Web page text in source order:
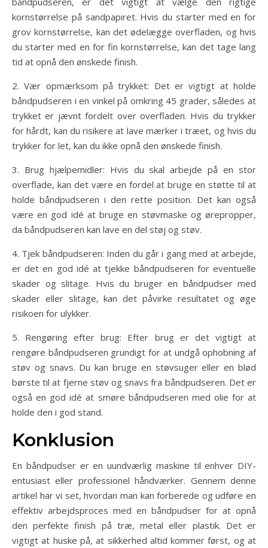
kornstørrelse på sandpapiret. Hvis du starter med en for
grov kornstørrelse, kan det ødelægge overfladen, og hvis
du starter med en for fin kornstørrelse, kan det tage lang
tid at opnå den ønskede finish.
2. Vær opmærksom på trykket: Det er vigtigt at holde
båndpudseren i en vinkel på omkring 45 grader, således at
trykket er jævnt fordelt over overfladen. Hvis du trykker
for hårdt, kan du risikere at lave mærker i træet, og hvis du
trykker for let, kan du ikke opnå den ønskede finish.
3. Brug hjælpemidler: Hvis du skal arbejde på en stor
overflade, kan det være en fordel at bruge en støtte til at
holde båndpudseren i den rette position. Det kan også
være en god idé at bruge en støvmaske og ørepropper,
da båndpudseren kan lave en del støj og støv.
4. Tjek båndpudseren: Inden du går i gang med at arbejde,
er det en god idé at tjekke båndpudseren for eventuelle
skader og slitage. Hvis du bruger en båndpudser med
skader eller slitage, kan det påvirke resultatet og øge
risikoen for ulykker.
5. Rengøring efter brug: Efter brug er det vigtigt at
rengøre båndpudseren grundigt for at undgå ophobning af
støv og snavs. Du kan bruge en støvsuger eller en blød
børste til at fjerne støv og snavs fra båndpudseren. Det er
også en god idé at smøre båndpudseren med olie for at
holde den i god stand.
Konklusion
En båndpudser er en uundværlig maskine til enhver DIY-
entusiast eller professionel håndværker. Gennem denne
artikel har vi set, hvordan man kan forberede og udføre en
effektiv arbejdsproces med en båndpudser for at opnå
den perfekte finish på træ, metal eller plastik. Det er
vigtigt at huske på, at sikkerhed altid kommer først, og at